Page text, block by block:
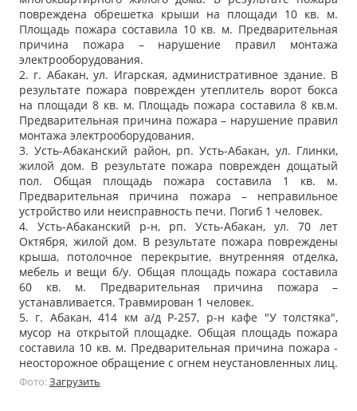
повреждена обрешетка крыши на площади 10 кв. м.
Площадь пожара составила 10 кв. м. Предварительная
причина пожара – нарушение правил монтажа
электрооборудования.
2. г. Абакан, ул. Игарская, административное здание. В
результате пожара поврежден утеплитель ворот бокса
на площади 8 кв. м. Площадь пожара составила 8 кв.м.
Предварительная причина пожара – нарушение правил
монтажа электрооборудования.
3. Усть-Абаканский район, рп. Усть-Абакан, ул. Глинки,
жилой дом. В результате пожара поврежден дощатый
пол. Общая площадь пожара составила 1 кв. м.
Предварительная причина пожара – неправильное
устройство или неисправность печи. Погиб 1 человек.
4. Усть-Абаканский р-н, рп. Усть-Абакан, ул. 70 лет
Октября, жилой дом. В результате пожара повреждены
крыша, потолочное перекрытие, внутренняя отделка,
мебель и вещи б/у. Общая площадь пожара составила
60 кв. м. Предварительная причина пожара –
устанавливается. Травмирован 1 человек.
5. г. Абакан, 414 км а/д Р-257, р-н кафе "У толстяка",
мусор на открытой площадке. Общая площадь пожара
составила 10 кв. м. Предварительная причина пожара -
неосторожное обращение с огнем неустановленных лиц.
Фото:Загрузить